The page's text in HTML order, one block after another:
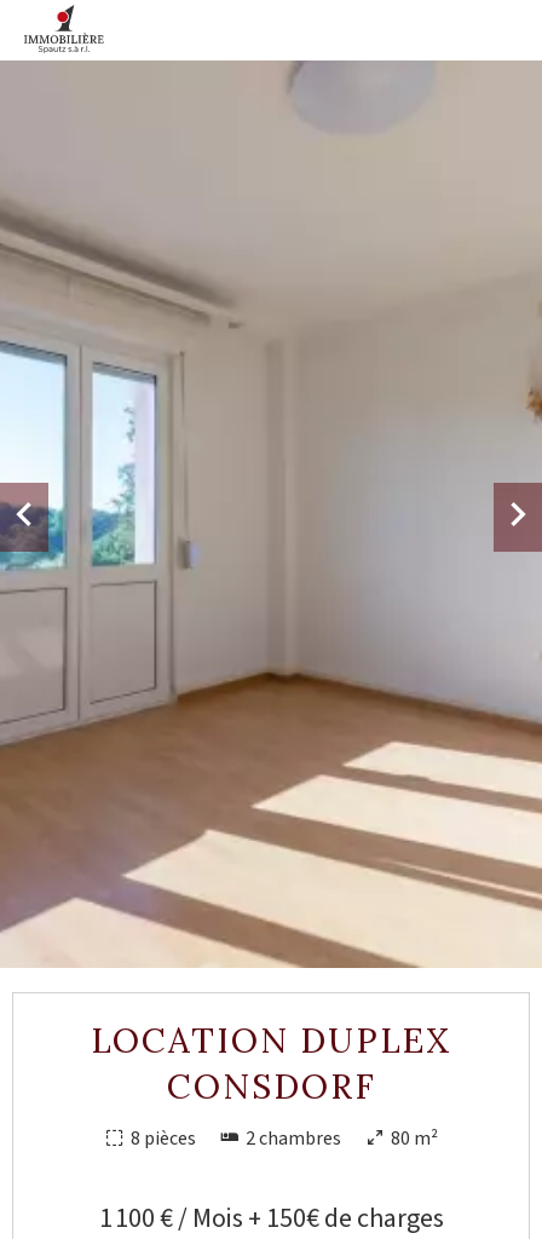
LOCATION DUPLEX
CONSDORF
8 pièces 2 chambres 80 m²
1 100 € / Mois + 150€ de charges